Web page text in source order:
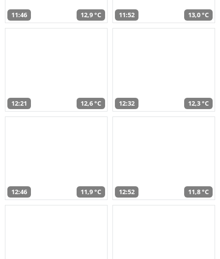
11:46 12,9 °C 11:52 13,0 °C
12:21 12,6 °C 12:32 12,3 °C
12:46 11,9 °C 12:52 11,8 °C